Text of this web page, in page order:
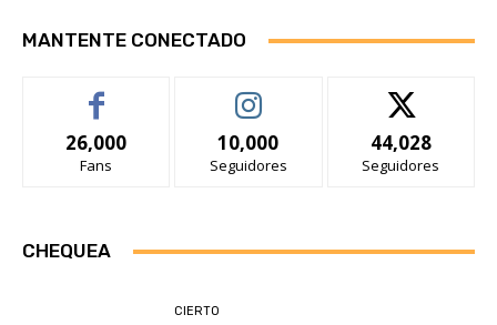
MANTENTE CONECTADO
26,000
Fans
10,000
Seguidores
44,028
Seguidores
CHEQUEA
CIERTO